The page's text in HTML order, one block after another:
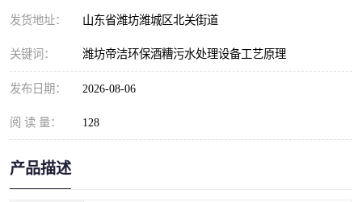
发货地址： 山东省潍坊潍城区北关街道
关键词： 潍坊帝洁环保酒糟污水处理设备工艺原理
发布日期： 2026-08-06
阅 读 量： 128
产品描述
塑料编织袋一体化污水处
理设备
养老院污水处理一体化设
整形医院污水处理设备
酿酒厂一体化污水处理设
备
生活一体化污水处理设备